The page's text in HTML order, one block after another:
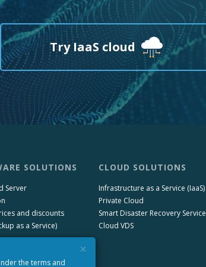
Try IaaS cloud
SOLUTIONS
Server
and discounts
as a Service)
CLOUD SOLUTIONS
Infrastructure as a Service (IaaS)
Private Cloud
Smart Disaster Recovery Service
Cloud VDS
×
the terms and